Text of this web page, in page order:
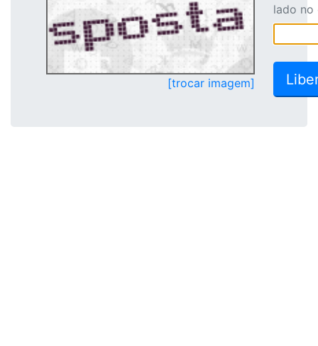
[trocar imagem]
lado no